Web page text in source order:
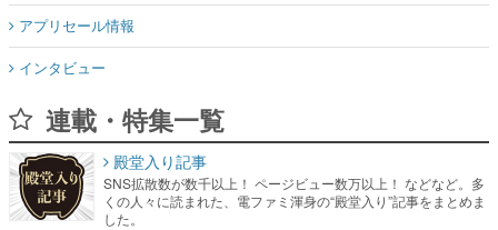
アプリセール情報
インタビュー
連載・特集一覧
殿堂入り記事
SNS拡散数が数千以上！ ページビュー数万以上！ などなど。多
くの人々に読まれた、電ファミ渾身の“殿堂入り”記事をまとめま
した。